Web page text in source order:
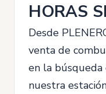
HORAS
Desde
venta de
en la búsqueda
nuestra